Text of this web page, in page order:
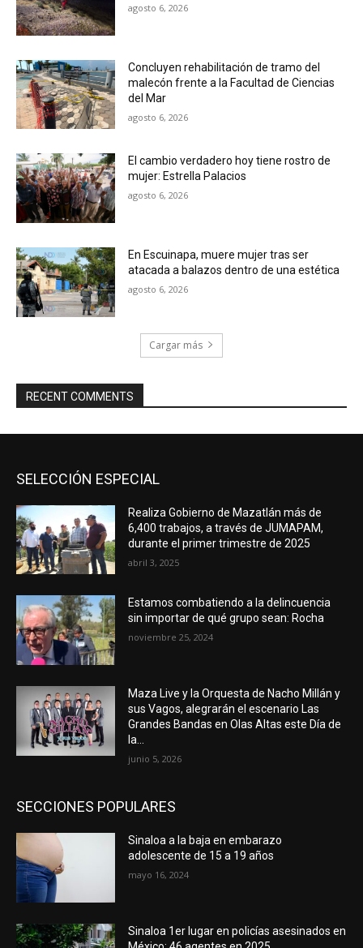
agosto 6, 2026
Concluyen rehabilitación de tramo del
malecón frente a la Facultad de Ciencias
del Mar
agosto 6, 2026
El cambio verdadero hoy tiene rostro de
mujer: Estrella Palacios
agosto 6, 2026
En Escuinapa, muere mujer tras ser
atacada a balazos dentro de una estética
agosto 6, 2026
Cargar más
RECENT COMMENTS
SELECCIÓN ESPECIAL
Realiza Gobierno de Mazatlán más de
6,400 trabajos, a través de JUMAPAM,
durante el primer trimestre de 2025
abril 3, 2025
Estamos combatiendo a la delincuencia
sin importar de qué grupo sean: Rocha
noviembre 25, 2024
Maza Live y la Orquesta de Nacho Millán y
sus Vagos, alegrarán el escenario Las
Grandes Bandas en Olas Altas este Día de
la...
junio 5, 2026
SECCIONES POPULARES
Sinaloa a la baja en embarazo
adolescente de 15 a 19 años
mayo 16, 2024
Sinaloa 1er lugar en policías asesinados en